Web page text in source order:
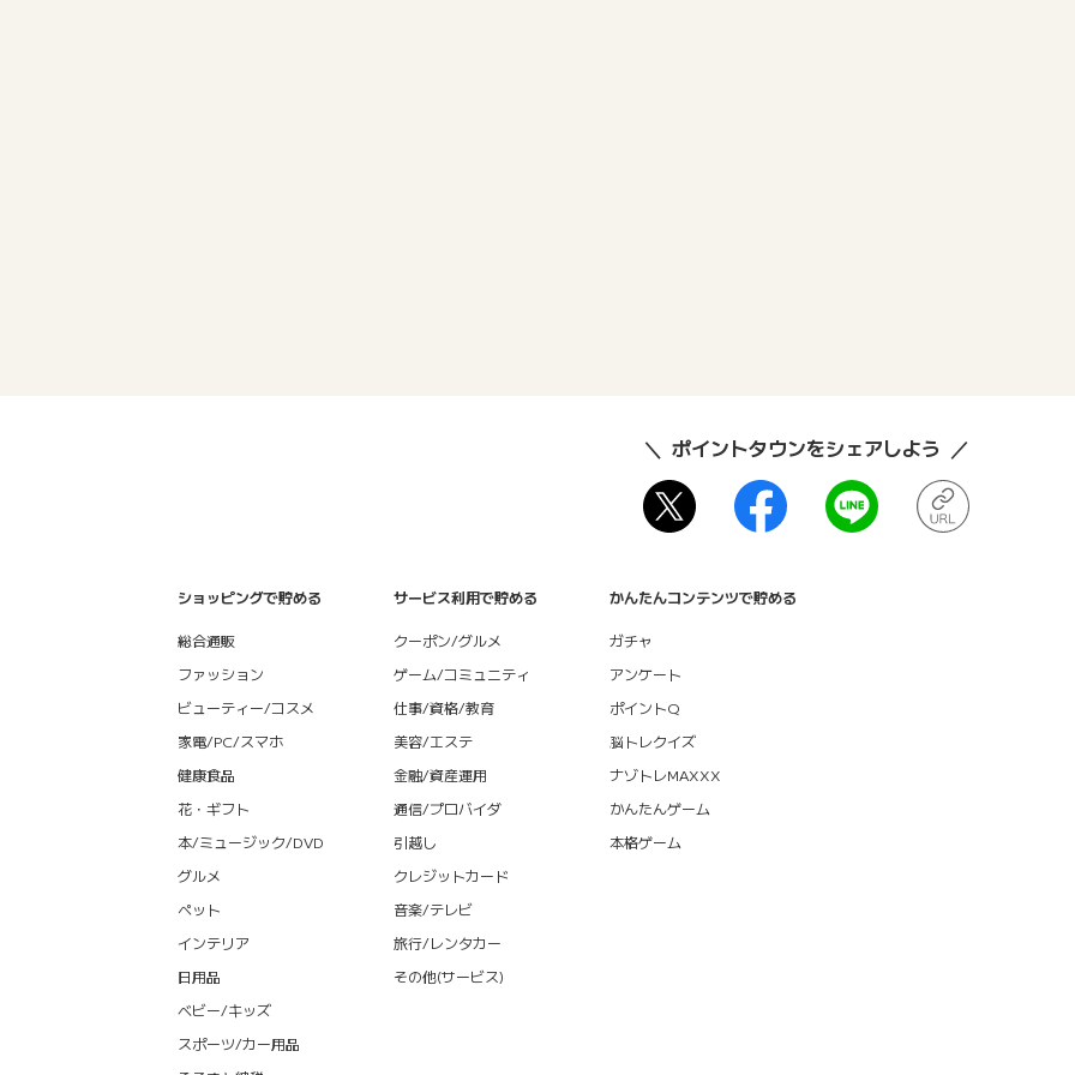
ポイントタウンをシェアしよう
ショッピングで貯める
総合通販
ファッション
ビューティー/コスメ
家電/PC/スマホ
健康食品
花・ギフト
本/ミュージック/DVD
グルメ
ペット
インテリア
日用品
ベビー/キッズ
スポーツ/カー用品
サービス利用で貯める
クーポン/グルメ
ゲーム/コミュニティ
仕事/資格/教育
美容/エステ
金融/資産運用
通信/プロバイダ
引越し
クレジットカード
音楽/テレビ
旅行/レンタカー
その他(サービス)
かんたんコンテンツで貯める
ガチャ
アンケート
ポイントQ
脳トレクイズ
ナゾトレMAXXX
かんたんゲーム
本格ゲーム